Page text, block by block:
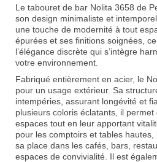
Le tabouret de bar Nolita 3658 de
son design minimaliste et
une touche de modernité à tout
épurées et ses finitions soignées,
l’élégance discrète qui s’intègre
votre environnement.
Fabriqué entièrement en acier, le
pour un usage extérieur. Sa
intempéries, assurant longévité et
plusieurs coloris éclatants, il
espaces tout en leur apportant
pour les comptoirs et tables
sa place dans les cafés, bars,
espaces de convivialité. Il est